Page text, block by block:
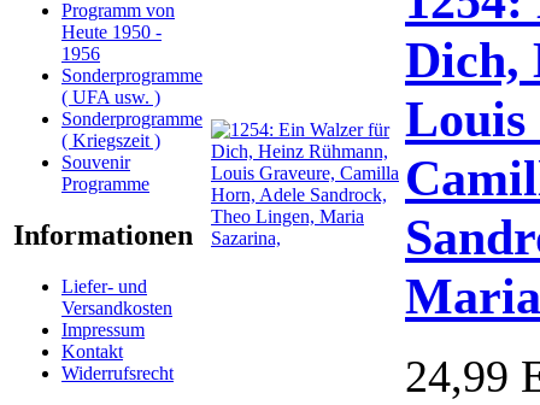
Programm von
Heute 1950 -
1956
Sonderprogramme
( UFA usw. )
Sonderprogramme
( Kriegszeit )
Souvenir
Programme
Informationen
Liefer- und
Versandkosten
Impressum
Kontakt
Widerrufsrecht
Dich,
Louis
24,99